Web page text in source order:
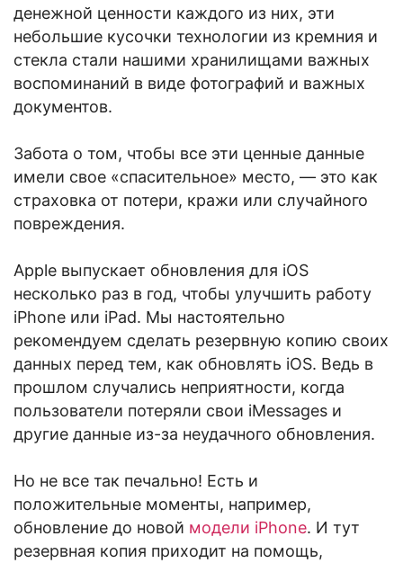
денежной ценности каждого из них, эти
небольшие кусочки технологии из кремния и
стекла стали нашими хранилищами важных
воспоминаний в виде фотографий и важных
документов.
Забота о том, чтобы все эти ценные данные
имели свое «спасительное» место, — это как
страховка от потери, кражи или случайного
повреждения.
Apple выпускает обновления для iOS
несколько раз в год, чтобы улучшить работу
iPhone или iPad. Мы настоятельно
рекомендуем сделать резервную копию своих
данных перед тем, как обновлять iOS. Ведь в
прошлом случались неприятности, когда
пользователи потеряли свои iMessages и
другие данные из-за неудачного обновления.
Но не все так печально! Есть и
положительные моменты, например,
обновление до новой модели iPhone. И тут
резервная копия приходит на помощь,